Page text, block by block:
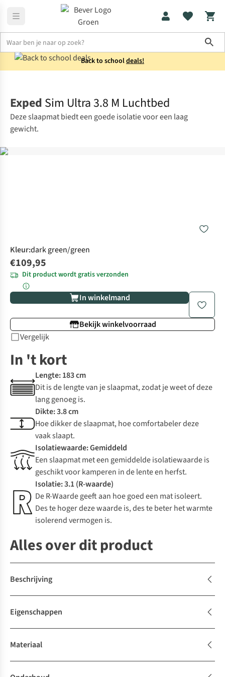
Back to schooldeals!
Exped Sim Ultra 3.8 M Luchtbed
Deze slaapmat biedt een goede isolatie voor een laag
gewicht.
Kleur:dark green/green
€109,95
Dit product wordt gratis verzonden
In winkelmand
Bekijk winkelvoorraad
Vergelijk
In 't kort
Lengte: 183 cm
Dit is de lengte van je slaapmat, zodat je weet of deze
lang genoeg is.
Dikte: 3.8 cm
Hoe dikker de slaapmat, hoe comfortabeler deze
vaak slaapt.
Isolatiewaarde: Gemiddeld
Een slaapmat met een gemiddelde isolatiewaarde is
geschikt voor kamperen in de lente en herfst.
Isolatie: 3.1 (R-waarde)
De R-Waarde geeft aan hoe goed een mat isoleert.
Des te hoger deze waarde is, des te beter het warmte
isolerend vermogen is.
Alles over dit product
Beschrijving
Eigenschappen
Materiaal